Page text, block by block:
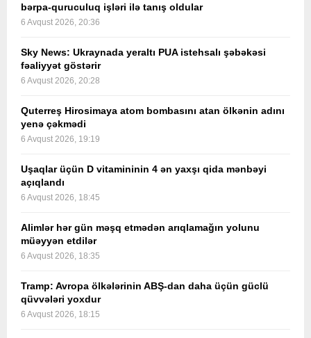
bərpa-quruculuq işləri ilə tanış oldular
6 Avqust 2026, 20:36
Sky News: Ukraynada yeraltı PUA istehsalı şəbəkəsi
fəaliyyət göstərir
6 Avqust 2026, 20:28
Quterreş Hirosimaya atom bombasını atan ölkənin adını
yenə çəkmədi
6 Avqust 2026, 19:19
Uşaqlar üçün D vitamininin 4 ən yaxşı qida mənbəyi
açıqlandı
6 Avqust 2026, 18:45
Alimlər hər gün məşq etmədən arıqlamağın yolunu
müəyyən etdilər
6 Avqust 2026, 18:35
Tramp: Avropa ölkələrinin ABŞ-dan daha üçün güclü
qüvvələri yoxdur
6 Avqust 2026, 18:15